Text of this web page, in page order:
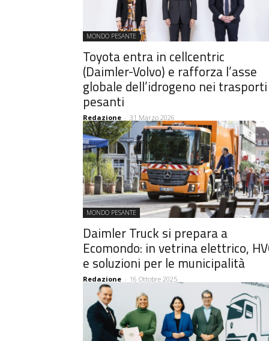
MONDO PESANTE
Toyota entra in cellcentric
(Daimler-Volvo) e rafforza l’asse
globale dell’idrogeno nei trasporti
pesanti
Redazione - 31 Marzo 2026
MONDO PESANTE
Daimler Truck si prepara a
Ecomondo: in vetrina elettrico,
e soluzioni per le municipalità
Redazione - 16 Ottobre 2025